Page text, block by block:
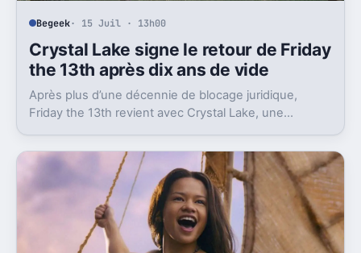
Begeek· 15 Juil · 13h00
Crystal Lake signe le retour de Friday
the 13th après dix ans de vide
Après plus d’une décennie de blocage juridique,
Friday the 13th revient avec Crystal Lake, une
décor.